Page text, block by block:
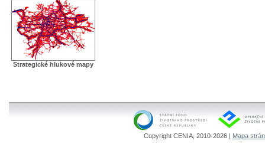
Strategické hlukové mapy
Copyright CENIA, 2010-2026 | Mapa